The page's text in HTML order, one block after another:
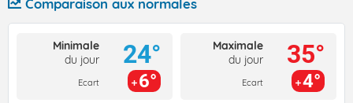
Minimale
du jour
Ecart
24°
6°
Maximale
du jour
Ecart
35°
4°